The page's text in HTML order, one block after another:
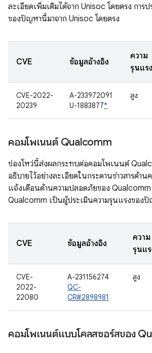
ละเอียดเพิ่มเติมได้จาก Unisoc โดยตรง การ
ของปัญหานี้มาจาก Unisoc โดยตรง
CVE ข้อมูลอ้างอิง
ความ
รุนแรง
CVE-2022-
20239
A-233972091
U-1883877*
สูง
คอมโพเนนต์ Qualcomm
ช่องโหว่นี้ส่งผลกระทบต่อคอมโพเนนต์
อธิบายไว้อย่างละเอียดในกระดานข่าวสารด้า
แจ้งเตือนด้านความปลอดภัยของ Qualcomm
Qualcomm เป็นผู้ประเมินความรุนแรงของ
CVE ข้อมูลอ้างอิง
ความ
รุนแ
CVE-
2022-
22080
A-231156274
QC-
CR#2898981
สูง
คอมโพเนนต์แบบโคลสซอร์สของ